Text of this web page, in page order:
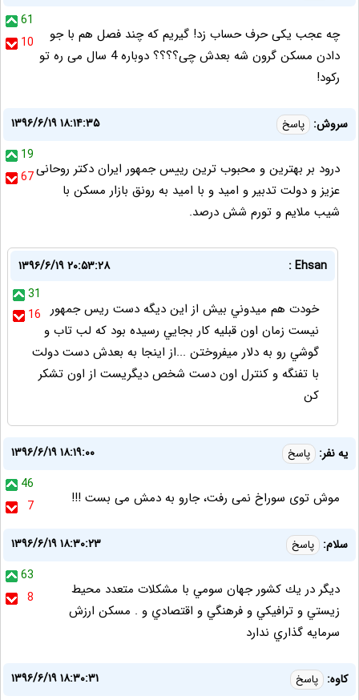
61
10
چه عجب يکی حرف حساب زد! گيريم که چند فصل هم با جو
دادن مسکن گرون شه بعدش چی؟؟؟؟ دوباره 4 سال می ره تو
رکود!
سروش: پاسخ
۱۳۹۶/۶/۱۹ ۱۸:۱۴:۳۵
19
67درود بر بهترین و محبوب ترین رییس جمهور ایران دکتر روحانی
عزیز و دولت تدبیر و امید و با امید به رونق بازار مسکن با
شیب ملایم و تورم شش درصد.
Ehsan :
۱۳۹۶/۶/۱۹ ۲۰:۵۳:۲۸
31
16 خودت هم ميدوني بيش از اين ديگه دست ريس جمهور
نيست زمان اون قبليه كار بجايي رسيده بود كه لب تاب و
گوشي رو به دلار ميفروختن ...از اينجا به بعدش دست دولت
با تفنگه و كنترل اون دست شخص ديگريست از اون تشكر
كن
یه نفر: پاسخ
۱۳۹۶/۶/۱۹ ۱۸:۱۹:۰۰
46
7
موش توی سوراخ نمی رفت، جارو به دمش می بست !!!
سلام: پاسخ
۱۳۹۶/۶/۱۹ ۱۸:۳۰:۲۳
63
8
ديگر در يك كشور جهان سومي با مشكلات متعدد محيط
زيستي و ترافيكي و فرهنگي و اقتصادي و . مسكن ارزش
سرمايه گذاري ندارد
کاوه: پاسخ
۱۳۹۶/۶/۱۹ ۱۸:۳۰:۳۱